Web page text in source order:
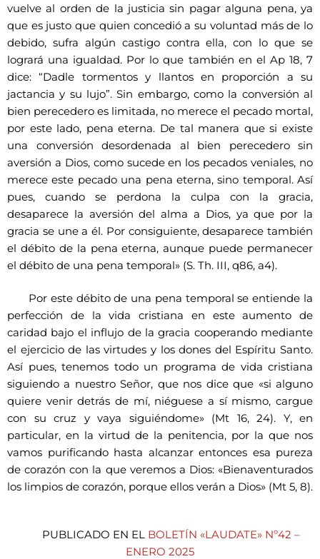
vuelve al orden de la justicia sin pagar alguna pena, ya
que es justo que quien concedió a su voluntad más de lo
debido, sufra algún castigo contra ella, con lo que se
logrará una igualdad. Por lo que también en el Ap 18, 7
dice: “Dadle tormentos y llantos en proporción a su
jactancia y su lujo”. Sin embargo, como la conversión al
bien perecedero es limitada, no merece el pecado mortal,
por este lado, pena eterna. De tal manera que si existe
una conversión desordenada al bien perecedero sin
aversión a Dios, como sucede en los pecados veniales, no
merece este pecado una pena eterna, sino temporal. Así
pues, cuando se perdona la culpa con la gracia,
desaparece la aversión del alma a Dios, ya que por la
gracia se une a él. Por consiguiente, desaparece también
el débito de la pena eterna, aunque puede permanecer
el débito de una pena temporal» (S. Th. III, q86, a4).
Por este débito de una pena temporal se entiende la
perfección de la vida cristiana en este aumento de
caridad bajo el influjo de la gracia cooperando mediante
el ejercicio de las virtudes y los dones del Espíritu Santo.
Así pues, tenemos todo un programa de vida cristiana
siguiendo a nuestro Señor, que nos dice que «si alguno
quiere venir detrás de mí, niéguese a sí mismo, cargue
con su cruz y vaya siguiéndome» (Mt 16, 24). Y, en
particular, en la virtud de la penitencia, por la que nos
vamos purificando hasta alcanzar entonces esa pureza
de corazón con la que veremos a Dios: «Bienaventurados
los limpios de corazón, porque ellos verán a Dios» (Mt 5, 8).
PUBLICADO EN EL BOLETÍN «LAUDATE» Nº42 –
ENERO 2025